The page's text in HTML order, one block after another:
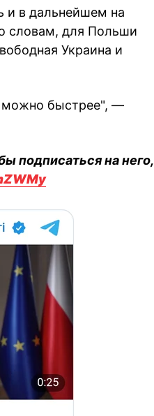
и в дальнейшем на
словам, для Польши
Украина и
можно быстрее", —
подписаться на него,